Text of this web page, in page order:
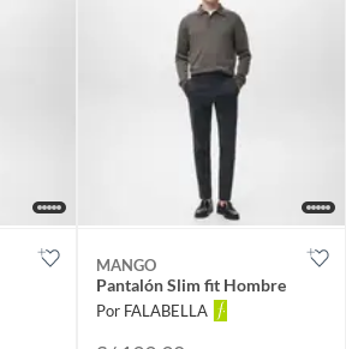
MANGO
Pantalón Slim fit Hombre
Por FALABELLA